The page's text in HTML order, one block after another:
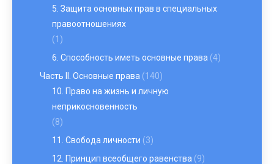
5. Защита основных прав в специальных
правоотношениях
(1)
6. Способность иметь основные права (4)
Часть II. Основные права (140)
10. Право на жизнь и личную
неприкосновенность
(8)
11. Свобода личности (3)
12. Принцип всеобщего равенства (9)